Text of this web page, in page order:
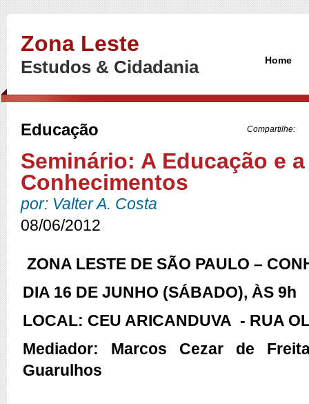
Zona Leste
Estudos & Cidadania Home
Educação Compartilhe:
Seminário: A Educação e
Conhecimentos
por: Valter A. Costa
08/06/2012
ZONA LESTE DE SÃO PAULO –
DIA 16 DE JUNHO (SÁBADO), ÀS 9h
LOCAL: CEU ARICANDUVA - RUA
Mediador: Marcos Cezar de
Guarulhos